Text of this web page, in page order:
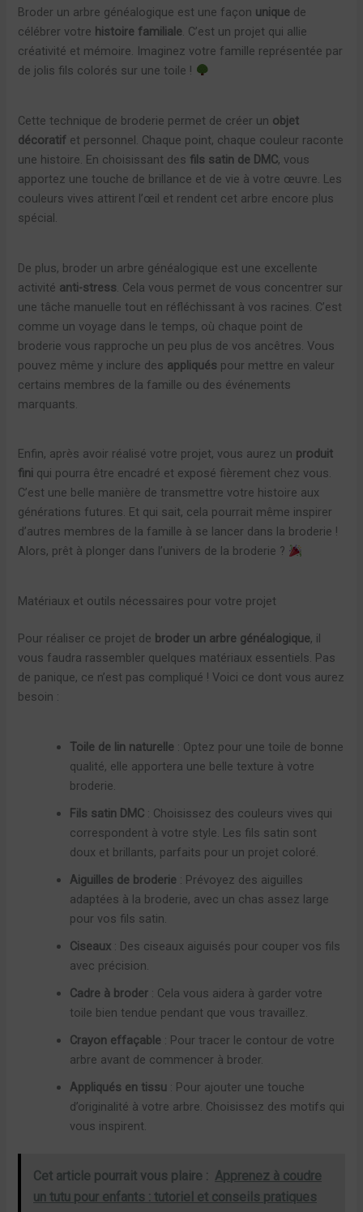
Broder un arbre généalogique est une façon unique de
célébrer votre histoire familiale. C’est un projet qui allie
créativité et mémoire. Imaginez votre famille représentée par
de jolis fils colorés sur une toile !
Cette technique de broderie permet de créer un objet
décoratif et personnel. Chaque point, chaque couleur raconte
une histoire. En choisissant des fils satin de DMC, vous
apportez une touche de brillance et de vie à votre œuvre. Les
couleurs vives attirent l’œil et rendent cet arbre encore plus
spécial.
De plus, broder un arbre généalogique est une excellente
activité anti-stress . Cela vous permet de vous concentrer sur
une tâche manuelle tout en réfléchissant à vos racines. C’est
comme un voyage dans le temps, où chaque point de
broderie vous rapproche un peu plus de vos ancêtres. Vous
pouvez même y inclure des appliqués pour mettre en valeur
certains membres de la famille ou des événements
marquants.
Enfin, après avoir réalisé votre projet, vous aurez un produit
fini qui pourra être encadré et exposé fièrement chez vous.
C’est une belle manière de transmettre votre histoire aux
générations futures. Et qui sait, cela pourrait même inspirer
d’autres membres de la famille à se lancer dans la broderie !
Alors, prêt à plonger dans l’univers de la broderie ?
Matériaux et outils nécessaires pour votre projet
Pour réaliser ce projet de broder un arbre généalogique, il
vous faudra rassembler quelques matériaux essentiels. Pas
de panique, ce n’est pas compliqué ! Voici ce dont vous aurez
besoin :
Toile de lin naturelle : Optez pour une toile de bonne
qualité, elle apportera une belle texture à votre
broderie.
Fils satin DMC : Choisissez des couleurs vives qui
correspondent à votre style. Les fils satin sont
doux et brillants, parfaits pour un projet coloré.
Aiguilles de broderie : Prévoyez des aiguilles
adaptées à la broderie, avec un chas assez large
pour vos fils satin.
Ciseaux : Des ciseaux aiguisés pour couper vos fils
avec précision.
Cadre à broder : Cela vous aidera à garder votre
toile bien tendue pendant que vous travaillez.
Crayon effaçable : Pour tracer le contour de votre
arbre avant de commencer à broder.
Appliqués en tissu : Pour ajouter une touche
d’originalité à votre arbre. Choisissez des motifs qui
vous inspirent.
Cet article pourrait vous plaire : Apprenez à coudre
un tutu pour enfants : tutoriel et conseils pratiques